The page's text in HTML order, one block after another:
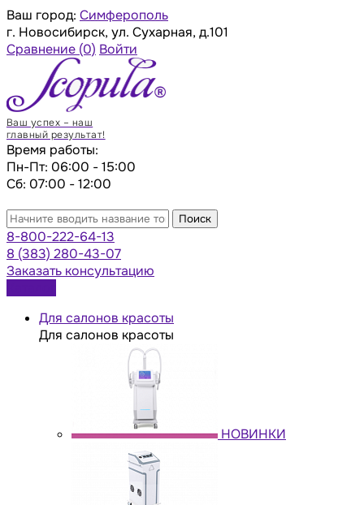
Ваш город: Симферополь
г. Новосибирск, ул. Сухарная, д.101
Сравнение (0) Войти
Ваш успех – наш
главный результат!
Время работы:
Пн-Пт: 06:00 - 15:00
Сб: 07:00 - 12:00
Поиск
8-800-222-64-13
8 (383) 280-43-07
Заказать консультацию
Для салонов красоты
Для салонов красоты
НОВИНКИ